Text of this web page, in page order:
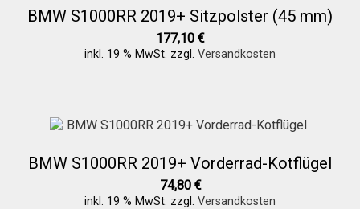
BMW S1000RR 2019+ Sitzpolster (45 mm)
177,10 €
inkl. 19 % MwSt. zzgl. Versandkosten
BMW S1000RR 2019+ Vorderrad-Kotflügel
74,80 €
inkl. 19 % MwSt. zzgl. Versandkosten